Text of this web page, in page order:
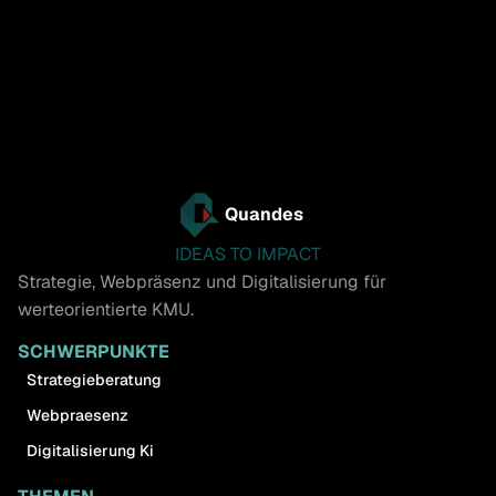
Quandes
IDEAS TO IMPACT
Strategie, Webpräsenz und Digitalisierung für
werteorientierte KMU.
SCHWERPUNKTE
Strategieberatung
Webpraesenz
Digitalisierung Ki